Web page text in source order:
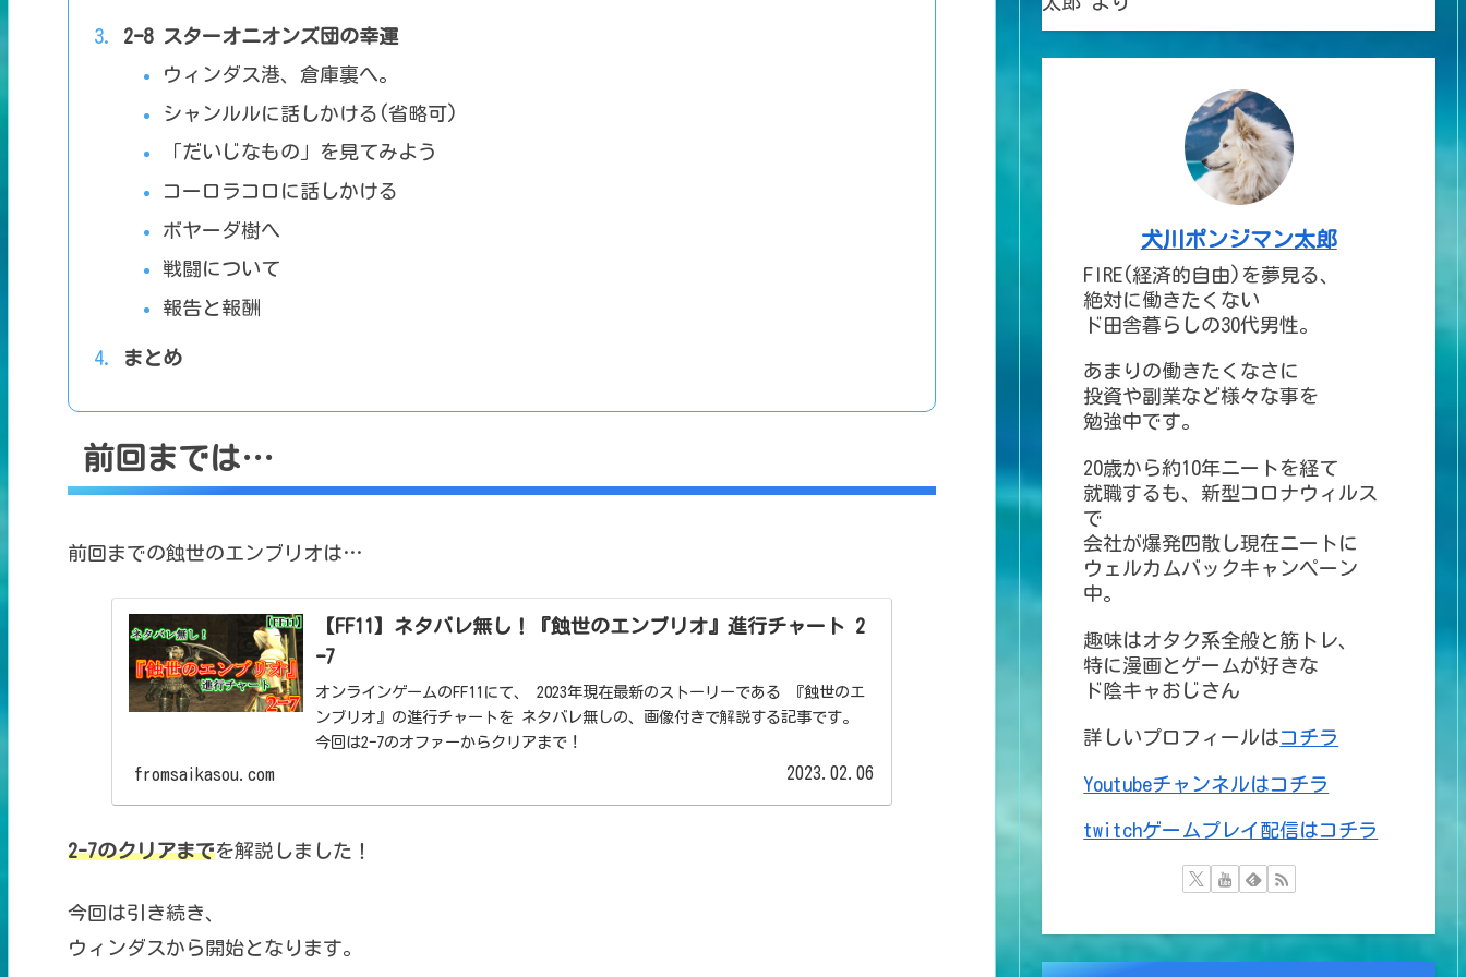
2ｰ8 スターオニオンズ団の幸運
ウィンダス港、倉庫裏へ。
シャンルルに話しかける(省略可)
「だいじなもの」を見てみよう
コーロラコロに話しかける
ボヤーダ樹へ
戦闘について
報告と報酬
まとめ
前回までは…
前回までの蝕世のエンブリオは…
【FF11】ネタバレ無し！『蝕世のエンブリオ』進行チャート 2
ｰ7
オンラインゲームのFF11にて、 2023年現在最新のストーリーである 『蝕世のエ
ンブリオ』の進行チャートを ネタバレ無しの、画像付きで解説する記事です。
今回は2ｰ7のオファーからクリアまで！
fromsaikasou.com 2023.02.06
2-7のクリアまでを解説しました！
今回は引き続き、
ウィンダスから開始となります。
犬川ポンジマン太郎
FIRE(経済的自由)を夢見る、
絶対に働きたくない
ド田舎暮らしの30代男性。
あまりの働きたくなさに
投資や副業など様々な事を
勉強中です。
20歳から約10年ニートを経て
就職するも、新型コロナウィルス
で
会社が爆発四散し現在ニートに
ウェルカムバックキャンペーン
中。
趣味はオタク系全般と筋トレ、
特に漫画とゲームが好きな
ド陰キャおじさん
詳しいプロフィールはコチラ
Youtubeチャンネルはコチラ
twitchゲームプレイ配信はコチラ